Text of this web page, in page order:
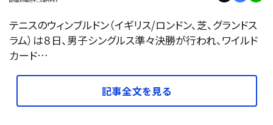
テニスのウィンブルドン（イギリス/ロンドン、芝、グランドス
ラム）は８日、男子シングルス準々決勝が行われ、ワイルド
カード…
記事全文を見る